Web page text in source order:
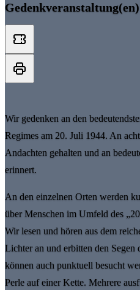
Wir gedenken an den
Regimes am 20. Juli 1944. An
Andachten gehalten und an
erinnert.
An den einzelnen Orten werden
über Menschen im Umfeld des
Wir lesen und hören aus dem
Lichter an und erbitten den Segen
können auch punktuell besucht
Perle auf einer Kette. Mehrere